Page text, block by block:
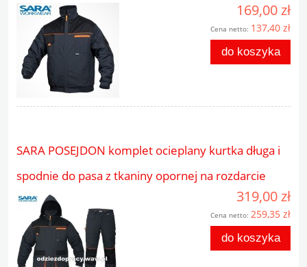
169,00 zł
Cena netto: 137,40 zł
do koszyka
SARA POSEJDON komplet ocieplany kurtka długa i
spodnie do pasa z tkaniny opornej na rozdarcie
319,00 zł
Cena netto: 259,35 zł
do koszyka